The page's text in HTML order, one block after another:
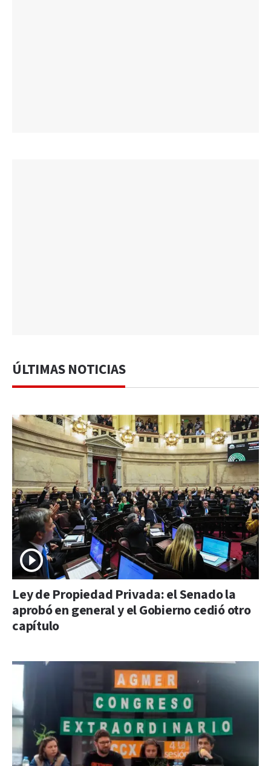
ÚLTIMAS NOTICIAS
Ley de Propiedad Privada: el Senado la
aprobó en general y el Gobierno cedió otro
capítulo